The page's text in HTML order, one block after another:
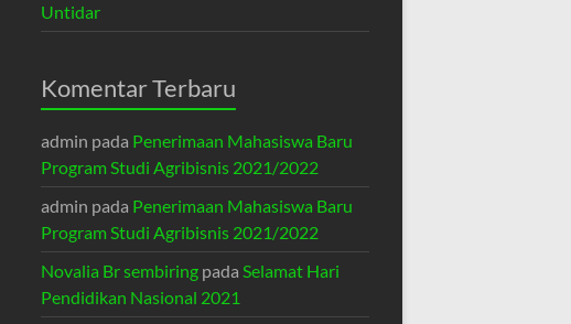
Untidar
Komentar Terbaru
admin pada Penerimaan Mahasiswa Baru
Program Studi Agribisnis 2021/2022
admin pada Penerimaan Mahasiswa Baru
Program Studi Agribisnis 2021/2022
Novalia Br sembiringpada Selamat Hari
Pendidikan Nasional 2021